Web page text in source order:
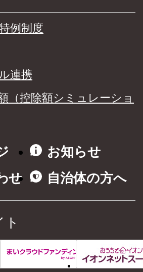
例制度
連携
（控除額シミュレーショ
お知らせ
せ
自治体の方へ
ト